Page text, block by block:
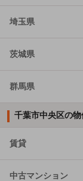
埼玉県
茨城県
群馬県
千葉市中央区の
賃貸
中古マンション